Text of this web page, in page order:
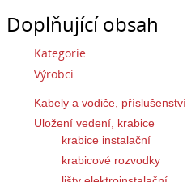
Doplňující obsah
Kategorie
Výrobci
Kabely a vodiče, příslušenství
Uložení vedení, krabice
krabice instalační
krabicové rozvodky